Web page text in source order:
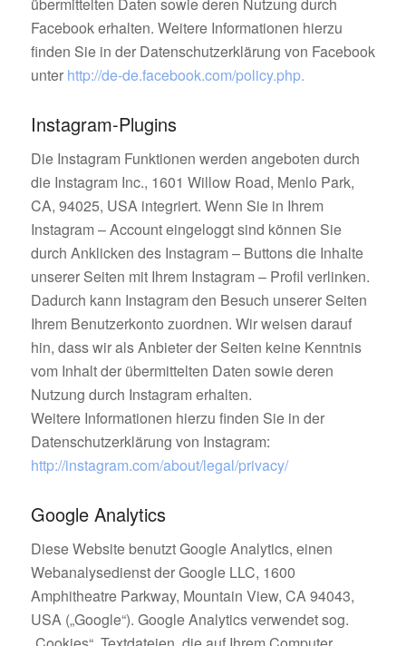
übermittelten Daten sowie deren Nutzung durch
Facebook erhalten. Weitere Informationen hierzu
finden Sie in der Datenschutzerklärung von Facebook
unter http://de-de.facebook.com/policy.php.
Instagram-Plugins
Die Instagram Funktionen werden angeboten durch
die Instagram Inc., 1601 Willow Road, Menlo Park,
CA, 94025, USA integriert. Wenn Sie in Ihrem
Instagram – Account eingeloggt sind können Sie
durch Anklicken des Instagram – Buttons die Inhalte
unserer Seiten mit Ihrem Instagram – Profil verlinken.
Dadurch kann Instagram den Besuch unserer Seiten
Ihrem Benutzerkonto zuordnen. Wir weisen darauf
hin, dass wir als Anbieter der Seiten keine Kenntnis
vom Inhalt der übermittelten Daten sowie deren
Nutzung durch Instagram erhalten.
Weitere Informationen hierzu finden Sie in der
Datenschutzerklärung von Instagram:
http://instagram.com/about/legal/privacy/
Google Analytics
Diese Website benutzt Google Analytics, einen
Webanalysedienst der Google LLC, 1600
Amphitheatre Parkway, Mountain View, CA 94043,
USA („Google“). Google Analytics verwendet sog.